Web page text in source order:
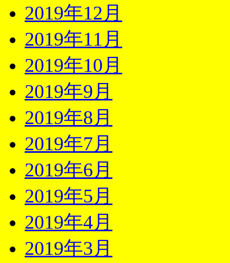
2019年12月
2019年11月
2019年10月
2019年9月
2019年8月
2019年7月
2019年6月
2019年5月
2019年4月
2019年3月